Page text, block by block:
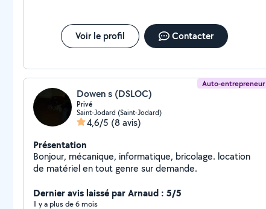
Voir le profil Contacter
Auto-entrepreneur
Dowen s (DSLOC)
Privé
Saint-Jodard (Saint-Jodard)
4,6/5 (8 avis)
Présentation
Bonjour, mécanique, informatique, bricolage. location
de matériel en tout genre sur demande.
Dernier avis laissé par Arnaud : 5/5
Il y a plus de 6 mois